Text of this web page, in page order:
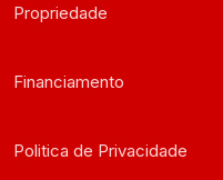
Propriedade
Financiamento
Politica de Privacidade